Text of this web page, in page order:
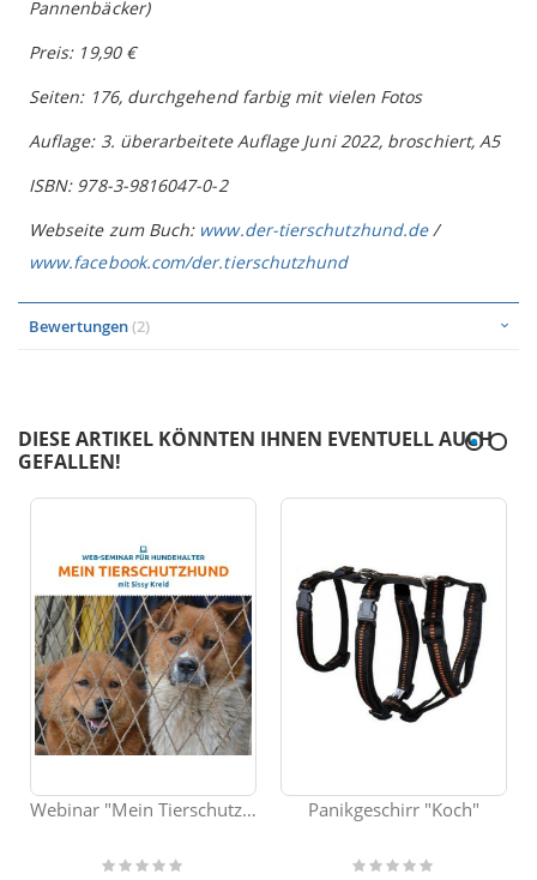
Pannenbäcker)
Preis: 19,90 €
Seiten: 176, durchgehend farbig mit vielen Fotos
Auflage: 3. überarbeitete Auflage Juni 2022, broschiert, A5
ISBN: 978-3-9816047-0-2
Webseite zum Buch: www.der-tierschutzhund.de/
www.facebook.com/der.tierschutzhund
Bewertungen 2
DIESE ARTIKEL KÖNNTEN IHNEN EVENTUELL AUCH
GEFALLEN!
Webinar "Mein Tierschutzhund"
Rating:
Panikgeschirr "Koch"
Rating: